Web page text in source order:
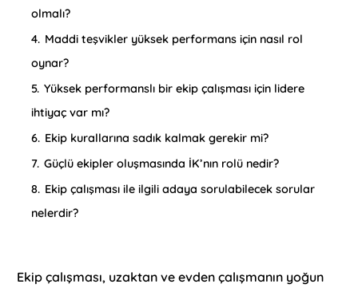
olmalı?
4. Maddi teşvikler yüksek performans için nasıl rol
oynar?
5. Yüksek performanslı bir ekip çalışması için lidere
ihtiyaç var mı?
6. Ekip kurallarına sadık kalmak gerekir mi?
7. Güçlü ekipler oluşmasında İK’nın rolü nedir?
8. Ekip çalışması ile ilgili adaya sorulabilecek sorular
nelerdir?
Ekip çalışması, uzaktan ve evden çalışmanın yoğun